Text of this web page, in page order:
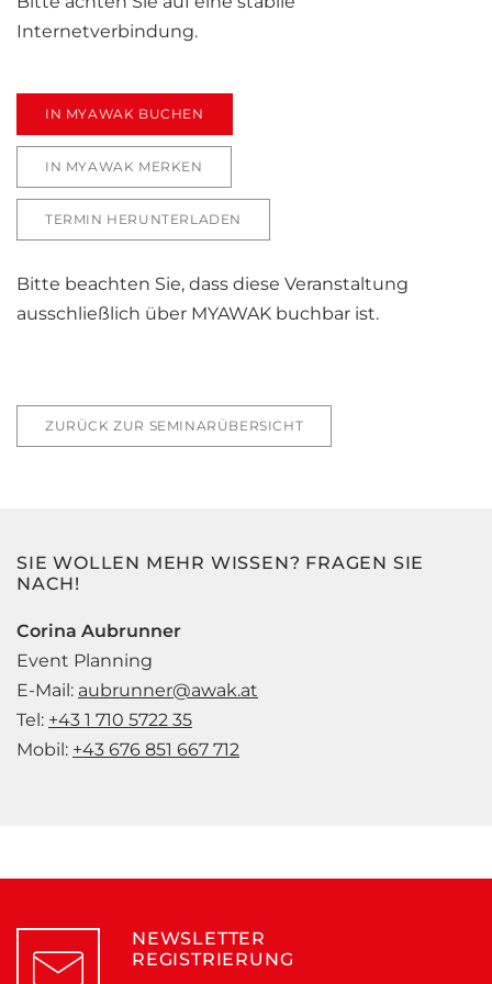
Internetverbindung.
IN MYAWAK BUCHEN
IN MYAWAK MERKEN
TERMIN HERUNTERLADEN
Bitte beachten Sie, dass diese Veranstaltung
ausschließlich über MYAWAK buchbar ist.
ZURÜCK ZUR SEMINARÜBERSICHT
SIE WOLLEN MEHR WISSEN? FRAGEN SIE
NACH!
Corina Aubrunner
Event Planning
E-Mail: aubrunner@awak.at
Tel: +43 1 710 5722 35
Mobil: +43 676 851 667 712
NEWSLETTER
REGISTRIERUNG